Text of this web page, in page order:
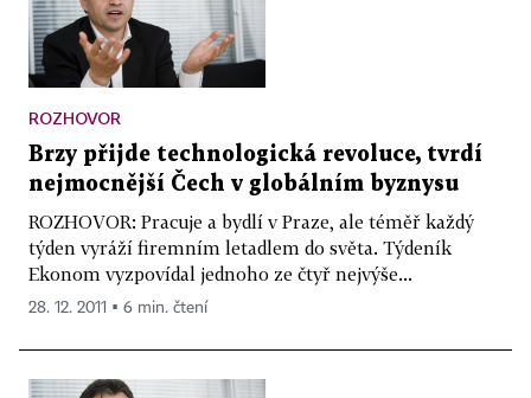
ROZHOVOR
Brzy přijde technologická revoluce, tvrdí
nejmocnější Čech v globálním byznysu
ROZHOVOR: Pracuje a bydlí v Praze, ale téměř každý
týden vyráží firemním letadlem do světa. Týdeník
Ekonom vyzpovídal jednoho ze čtyř nejvýše...
28. 12. 2011 ▪ 6 min. čtení